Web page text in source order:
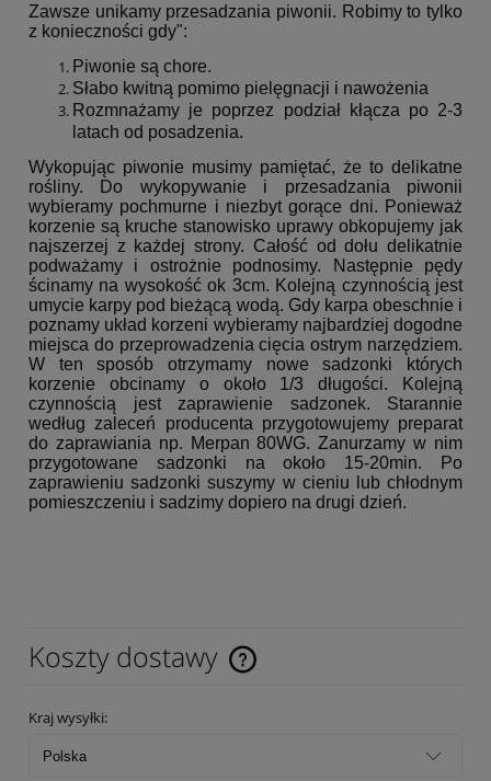
Zawsze unikamy przesadzania piwonii. Robimy to tylko
z konieczności gdy":
Piwonie są chore.
Słabo kwitną pomimo pielęgnacji i nawożenia
Rozmnażamy je poprzez podział kłącza po 2-3
latach od posadzenia.
Wykopując piwonie musimy pamiętać, że to delikatne
rośliny. Do wykopywanie i przesadzania piwonii
wybieramy pochmurne i niezbyt gorące dni. Ponieważ
korzenie są kruche stanowisko uprawy obkopujemy jak
najszerzej z każdej strony. Całość od dołu delikatnie
podważamy i ostrożnie podnosimy. Następnie pędy
ścinamy na wysokość ok 3cm. Kolejną czynnością jest
umycie karpy pod bieżącą wodą. Gdy karpa obeschnie i
poznamy układ korzeni wybieramy najbardziej dogodne
miejsca do przeprowadzenia cięcia ostrym narzędziem.
W ten sposób otrzymamy nowe sadzonki których
korzenie obcinamy o około 1/3 długości. Kolejną
czynnością jest zaprawienie sadzonek. Starannie
według zaleceń producenta przygotowujemy preparat
do zaprawiania np. Merpan 80WG. Zanurzamy w nim
przygotowane sadzonki na około 15-20min. Po
zaprawieniu sadzonki suszymy w cieniu lub chłodnym
pomieszczeniu i sadzimy dopiero na drugi dzień.
Koszty dostawy
Cena nie zawiera ewentualnych kosztów płatności
Kraj wysyłki: